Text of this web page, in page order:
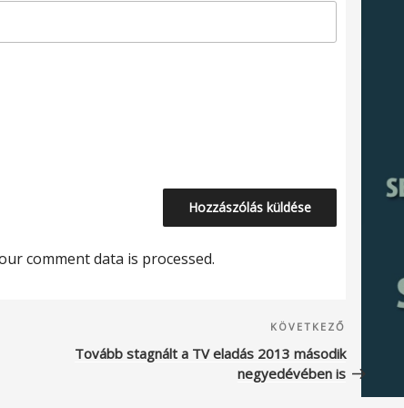
comment data is processed.
bejegyzés
KÖVETKEZŐ
Tovább stagnált a TV eladás 2013 második
negyedévében is